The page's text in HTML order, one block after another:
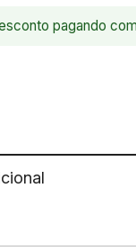
pagando